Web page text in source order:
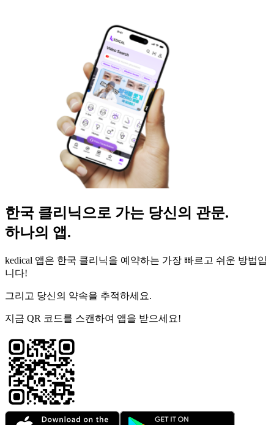
한국 클리닉으로 가는 당신의 관문.
하나의 앱.
kedical 앱은 한국 클리닉을 예약하는 가장 빠르고 쉬운 방법입
니다!
그리고 당신의 약속을 추적하세요.
지금 QR 코드를 스캔하여 앱을 받으세요!